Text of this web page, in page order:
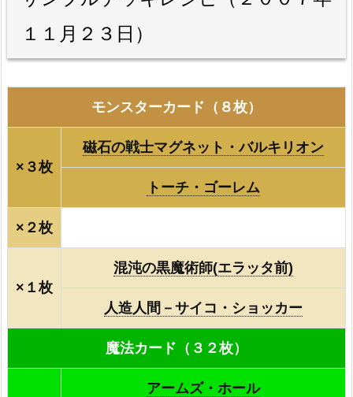
１１月２３日）
モンスターカード（８枚）
×３枚
磁石の戦士マグネット・バルキリオン
トーチ・ゴーレム
×２枚
×１枚
混沌の黒魔術師(エラッタ前)
人造人間－サイコ・ショッカー
魔法カード（３２枚）
アームズ・ホール